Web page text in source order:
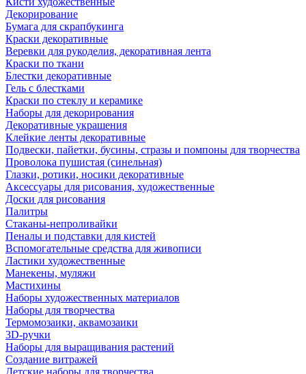
Декорирование
Бумага для скрапбукинга
Краски декоративные
Веревки для рукоделия, декоративная лента
Краски по ткани
Блестки декоративные
Гель с блестками
Краски по стеклу и керамике
Наборы для декорирования
Декоративные украшения
Клейкие ленты декоративные
Подвески, пайетки, бусины, стразы и помпоны для творчества
Проволока пушистая (синельная)
Глазки, ротики, носики декоративные
Аксессуары для рисования, художественные
Доски для рисования
Палитры
Стаканы-непроливайки
Пеналы и подставки для кистей
Вспомогательные средства для живописи
Ластики художественные
Манекены, муляжи
Мастихины
Наборы художественных материалов
Наборы для творчества
Термомозаики, аквамозаики
3D-ручки
Наборы для выращивания растений
Создание витражей
Детские наборы для творчества